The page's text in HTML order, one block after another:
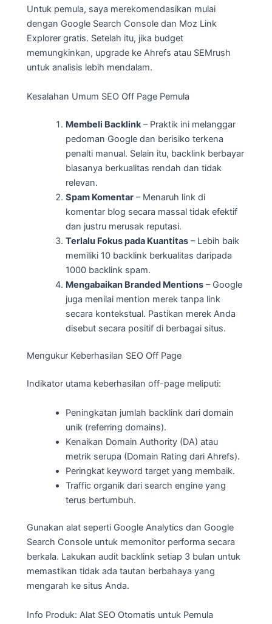
Untuk pemula, saya merekomendasikan mulai
dengan Google Search Console dan Moz Link
Explorer gratis. Setelah itu, jika budget
memungkinkan, upgrade ke Ahrefs atau SEMrush
untuk analisis lebih mendalam.
Kesalahan Umum SEO Off Page Pemula
Membeli Backlink– Praktik ini melanggar
pedoman Google dan berisiko terkena
penalti manual. Selain itu, backlink berbayar
biasanya berkualitas rendah dan tidak
relevan.
Spam Komentar– Menaruh link di
komentar blog secara massal tidak efektif
dan justru merusak reputasi.
Terlalu Fokus pada Kuantitas– Lebih baik
memiliki 10 backlink berkualitas daripada
1000 backlink spam.
Mengabaikan Branded Mentions– Google
juga menilai mention merek tanpa link
secara kontekstual. Pastikan merek Anda
disebut secara positif di berbagai situs.
Mengukur Keberhasilan SEO Off Page
Indikator utama keberhasilan off-page meliputi:
Peningkatan jumlah backlink dari domain
unik (referring domains).
Kenaikan Domain Authority (DA) atau
metrik serupa (Domain Rating dari Ahrefs).
Peringkat keyword target yang membaik.
Traffic organik dari search engine yang
terus bertumbuh.
Gunakan alat seperti Google Analytics dan Google
Search Console untuk memonitor performa secara
berkala. Lakukan audit backlink setiap 3 bulan untuk
memastikan tidak ada tautan berbahaya yang
mengarah ke situs Anda.
Info Produk: Alat SEO Otomatis untuk Pemula